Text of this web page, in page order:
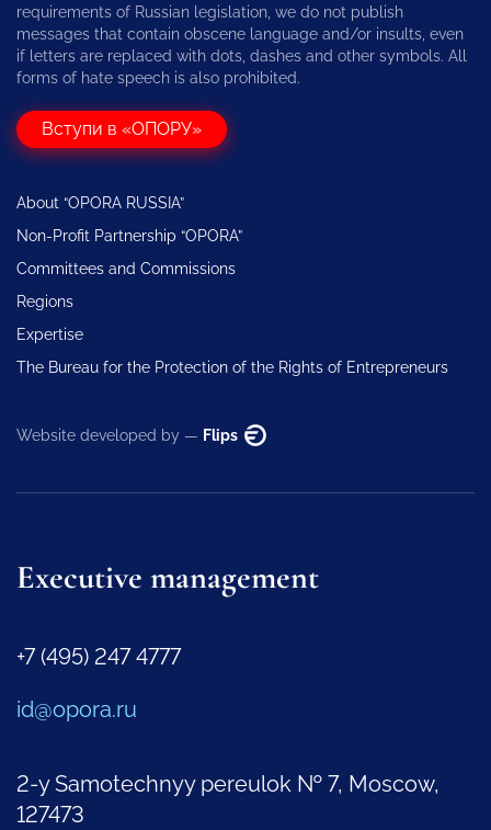
requirements of Russian legislation, we do not publish
messages that contain obscene language and/or insults, even
if letters are replaced with dots, dashes and other symbols. All
forms of hate speech is also prohibited.
Вступи в «ОПОРУ»
About “OPORA RUSSIA”
Non-Profit Partnership “OPORA”
Committees and Commissions
Regions
Expertise
The Bureau for the Protection of the Rights of Entrepreneurs
Website developed by — Flips
Executive management
+7 (495) 247 4777
id@opora.ru
2-y Samotechnyy pereulok № 7, Moscow,
127473